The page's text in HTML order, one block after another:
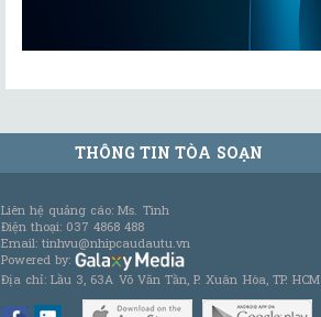
THÔNG TIN TÒA SOẠN
Liên hệ quảng cáo: Ms. Tình
Điện thoại: 037 4868 488
Email: tinhvu@nhipcaudautu.vn
Powered by:
Địa chỉ: Lầu 3, 63A Võ Văn Tần, P. Xuân Hòa, TP. HCM